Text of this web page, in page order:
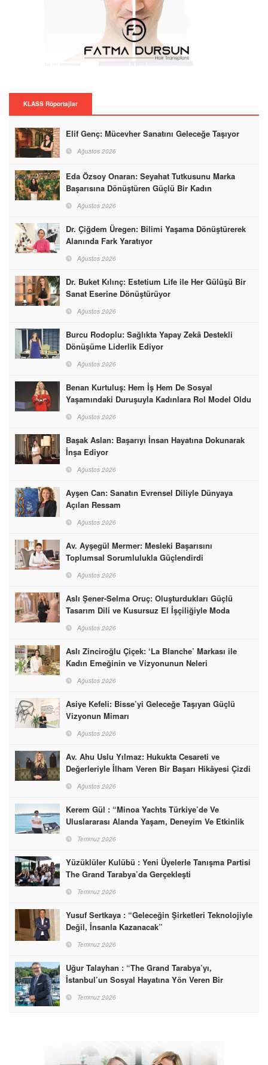
KLASS Röportajlar
Elif Genç: Mücevher Sanatını Geleceğe Taşıyor
Ağustos 2026
Eda Özsoy Onaran: Seyahat Tutkusunu Marka
Başarısına Dönüştüren Güçlü Bir Kadın
Ağustos 2026
Dr. Çiğdem Üregen: Bilimi Yaşama Dönüştürerek
Alanında Fark Yaratıyor
Ağustos 2026
Dr. Buket Kılınç: Estetium Life ile Her Gülüşü Bir
Sanat Eserine Dönüştürüyor
Ağustos 2026
Burcu Rodoplu: Sağlıkta Yapay Zekâ Destekli
Dönüşüme Liderlik Ediyor
Ağustos 2026
Benan Kurtuluş: Hem İş Hem De Sosyal
Yaşamındaki Duruşuyla Kadınlara Rol Model Oldu
Ağustos 2026
Başak Aslan: Başarıyı İnsan Hayatına Dokunarak
İnşa Ediyor
Ağustos 2026
Ayşen Can: Sanatın Evrensel Diliyle Dünyaya
Açılan Ressam
Ağustos 2026
Av. Ayşegül Mermer: Mesleki Başarısını
Toplumsal Sorumlulukla Güçlendirdi
Ağustos 2026
Aslı Şener-Selma Oruç: Oluşturdukları Güçlü
Tasarım Dili ve Kusursuz El İşçiliğiyle Moda
Dünyasına İmzalarını Attılar
Ağustos 2026
Aslı Zinciroğlu Çiçek: ‘La Blanche’ Markası ile
Kadın Emeğinin ve Vizyonunun Neleri
Başarabileceğinin En Güzel Örneğini Sunuyor
Ağustos 2026
Asiye Kefeli: Bisse’yi Geleceğe Taşıyan Güçlü
Vizyonun Mimarı
Ağustos 2026
Av. Ahu Uslu Yılmaz: Hukukta Cesareti ve
Değerleriyle İlham Veren Bir Başarı Hikâyesi Çizdi
Ağustos 2026
Kerem Gül : “Minoa Yachts Türkiye’de Ve
Uluslararası Alanda Yaşam, Deneyim Ve Etkinlik
Markası Olacak”
Temmuz 2026
Yüzüklüler Kulübü : Yeni Üyelerle Tanışma Partisi
The Grand Tarabya’da Gerçekleşti
Temmuz 2026
Yusuf Sertkaya : “Geleceğin Şirketleri Teknolojiyle
Değil, İnsanla Kazanacak”
Temmuz 2026
Uğur Talayhan : “The Grand Tarabya’yı,
İstanbul’un Sosyal Hayatına Yön Veren Bir
Destinasyon Haline Getirmeyi Hedefliyorum”
Temmuz 2026